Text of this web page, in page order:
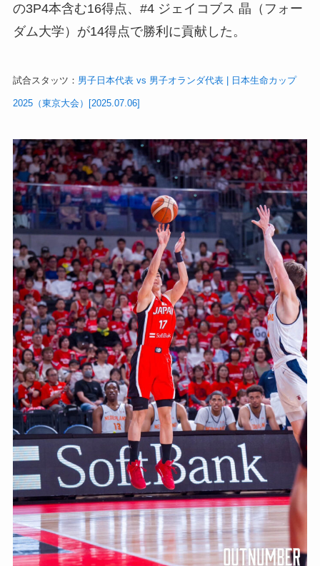
の3P4本含む16得点、#4 ジェイコブス 晶（フォー
ダム大学）が14得点で勝利に貢献した。
試合スタッツ： 男子日本代表 vs 男子オランダ代表 | 日本生命カップ
2025（東京大会）[2025.07.06]